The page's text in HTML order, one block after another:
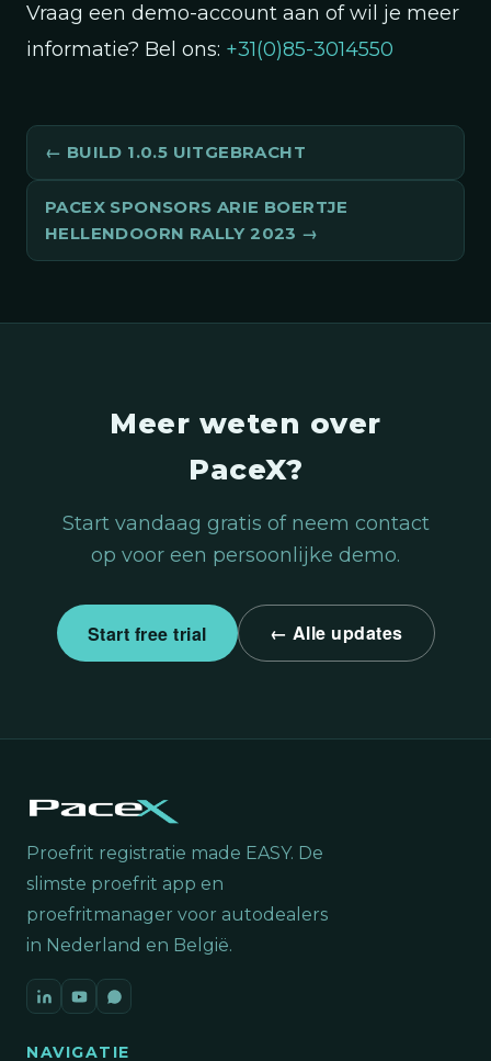
Vraag een demo-account aan of wil je meer
informatie? Bel ons: +31(0)85-3014550
BUILD 1.0.5 UITGEBRACHT
PACEX SPONSORS ARIE BOERTJE
HELLENDOORN RALLY 2023
Meer weten over
PaceX?
Start vandaag gratis of neem contact
op voor een persoonlijke demo.
Start free trial ← Alle updates
Proefrit registratie made EASY. De
slimste proefrit app en
proefritmanager voor autodealers
in Nederland en België.
NAVIGATIE